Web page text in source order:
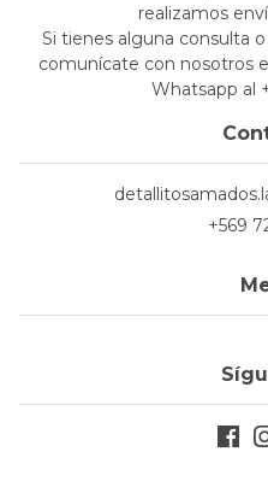
realizamos
Si tienes alguna consulta
comunícate con nosotros
Whatsapp al
+569